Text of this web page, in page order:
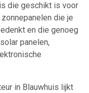
die geschikt is voor
die je
en die genoeg
panelen,
in Blauwhuis lijkt